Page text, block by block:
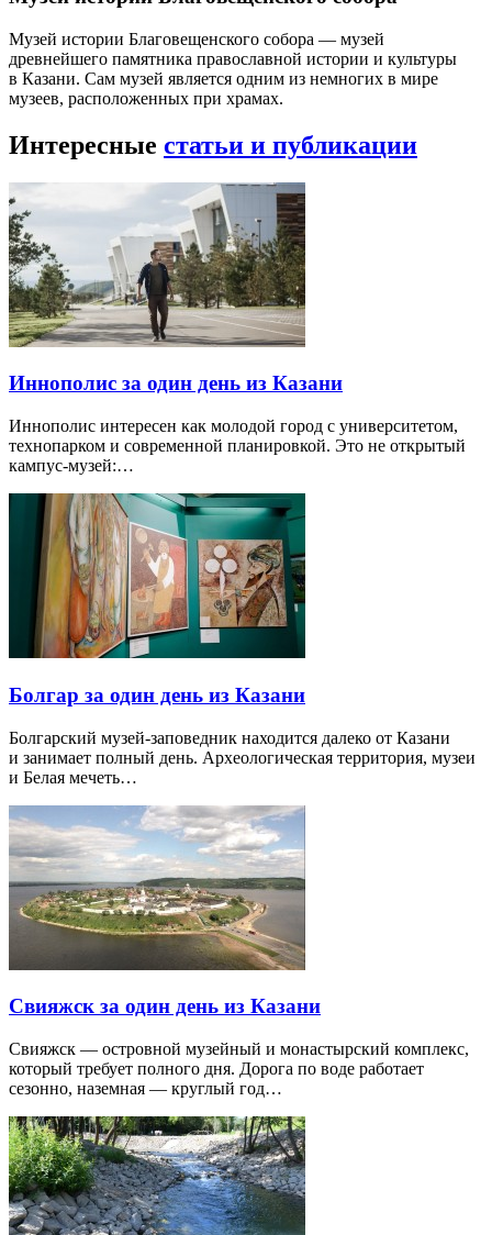
Музей истории Благовещенского собора — музей
древнейшего памятника православной истории и культуры
в Казани. Сам музей является одним из немногих в мире
музеев, расположенных при храмах.
Интересные статьи и публикации
Иннополис за один день из Казани
Иннополис интересен как молодой город с университетом,
технопарком и современной планировкой. Это не открытый
кампус-музей:…
Болгар за один день из Казани
Болгарский музей-заповедник находится далеко от Казани
и занимает полный день. Археологическая территория, музеи
и Белая мечеть…
Свияжск за один день из Казани
Свияжск — островной музейный и монастырский комплекс,
который требует полного дня. Дорога по воде работает
сезонно, наземная — круглый год…